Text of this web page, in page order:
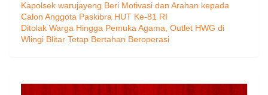
Kapolsek warujayeng Beri Motivasi dan Arahan kepada
Calon Anggota Paskibra HUT Ke-81 RI
Ditolak Warga Hingga Pemuka Agama, Outlet HWG di
Wlingi Blitar Tetap Bertahan Beroperasi